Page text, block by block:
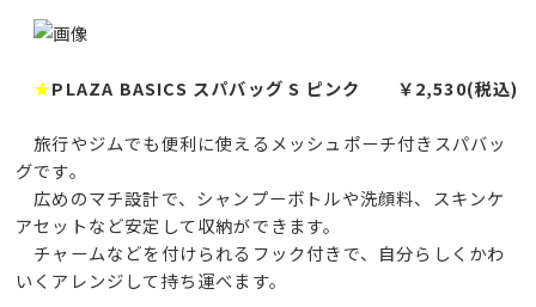
★PLAZA BASICS スパバッグ S ピンク ￥2,530(税込)
旅行やジムでも便利に使えるメッシュポーチ付きスパバッ
グです。
広めのマチ設計で、シャンプーボトルや洗顔料、スキンケ
アセットなど安定して収納ができます。
チャームなどを付けられるフック付きで、自分らしくかわ
いくアレンジして持ち運べます。